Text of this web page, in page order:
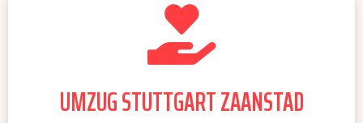
UMZUG STUTTGART ZAANSTAD